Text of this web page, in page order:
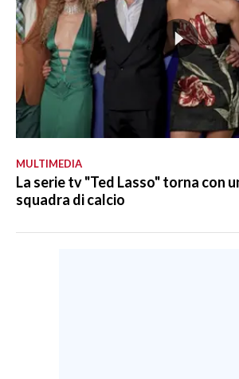
MULTIMEDIA
La serie tv "Ted Lasso" torna con
squadra di calcio